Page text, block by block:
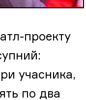
проекту
учасника,
по два